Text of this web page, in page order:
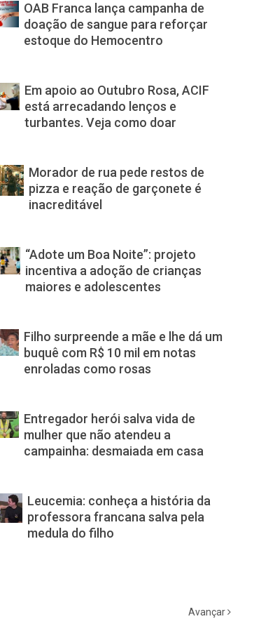
OAB Franca lança campanha de
doação de sangue para reforçar
estoque do Hemocentro
Em apoio ao Outubro Rosa, ACIF
está arrecadando lenços e
turbantes. Veja como doar
Morador de rua pede restos de
pizza e reação de garçonete é
inacreditável
“Adote um Boa Noite”: projeto
incentiva a adoção de crianças
maiores e adolescentes
Filho surpreende a mãe e lhe dá um
buquê com R$ 10 mil em notas
enroladas como rosas
Entregador herói salva vida de
mulher que não atendeu a
campainha: desmaiada em casa
Leucemia: conheça a história da
professora francana salva pela
medula do filho
Avançar